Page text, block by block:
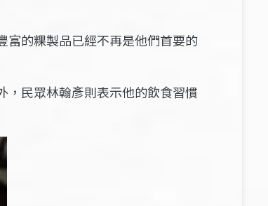
富的粿製品已經不再是他們首要的
，民眾林翰彥則表示他的飲食習慣